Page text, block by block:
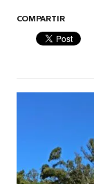
COMPARTIR